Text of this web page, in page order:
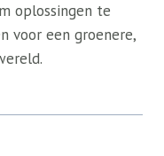
oplossingen te
voor een groenere,